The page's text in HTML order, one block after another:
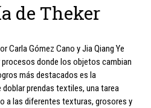
de Theker
Carla Gómez Cano y Jia Qiang Ye
donde los objetos cambian
más destacados es la
prendas textiles, una tarea
a las diferentes texturas, grosores y